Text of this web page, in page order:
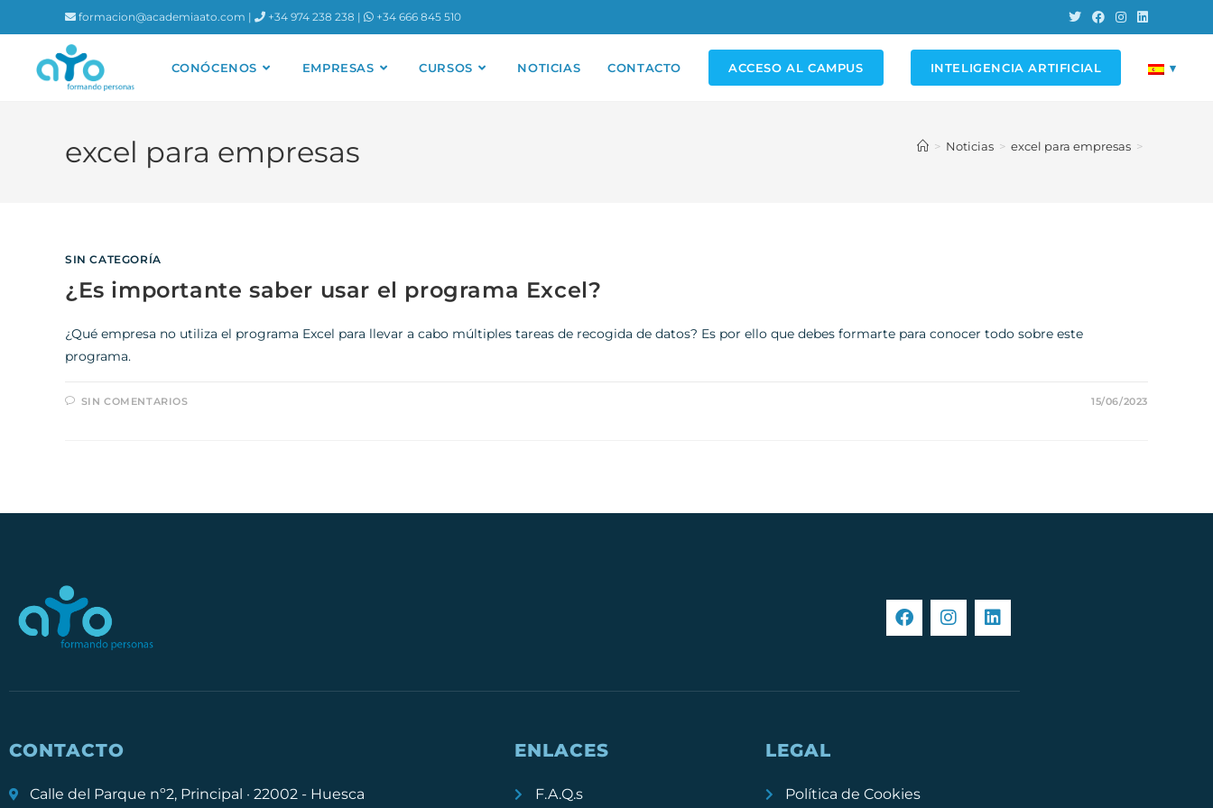
formacion@academiaato.com | +34 974 238 238 | +34 666 845 510
CONÓCENOS EMPRESAS CURSOS NOTICIAS CONTACTO ACCESO AL CAMPUS INTELIGENCIA ARTIFICIAL ▾
excel para empresas > Noticias > excel para empresas >
SIN CATEGORÍA
¿Es importante saber usar el programa Excel?
¿Qué empresa no utiliza el programa Excel para llevar a cabo múltiples tareas de recogida de datos? Es por ello que debes formarte para conocer todo sobre este
programa.
SIN COMENTARIOS 15/06/2023
CONTACTO
Calle del Parque nº2, Principal · 22002 - Huesca
ENLACES
F.A.Q.s
LEGAL
Política de Cookies